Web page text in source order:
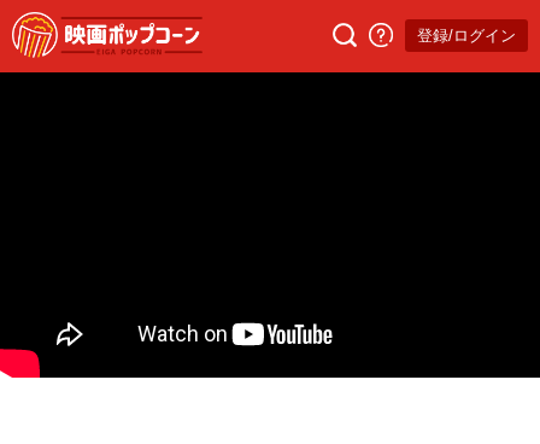
登録/ログイン